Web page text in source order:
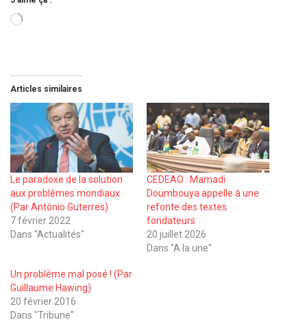
Chargement…
Articles similaires
Le paradoxe de la solution
aux problèmes mondiaux
(Par António Guterres)
7 février 2022
Dans "Actualités"
CEDEAO : Mamadi
Doumbouya appelle à une
refonte des textes
fondateurs
20 juillet 2026
Dans "A la une"
Un problème mal posé ! (Par
Guillaume Hawing)
20 février 2016
Dans "Tribune"